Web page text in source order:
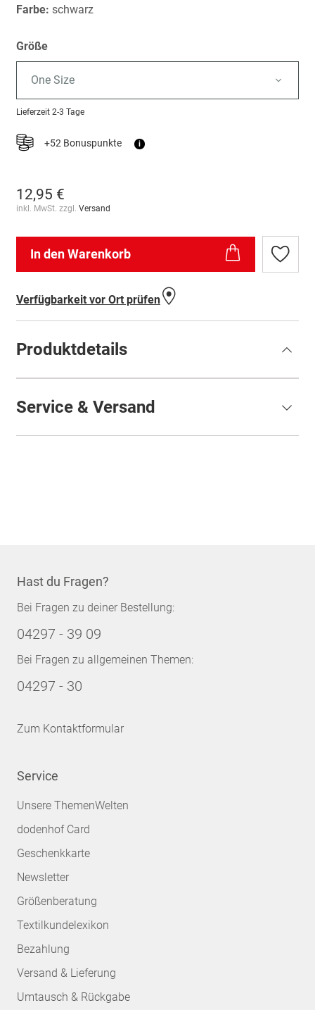
der
Farbe: schwarz
Größe
One Size
Lieferzeit 2-3 Tage
+52 Bonuspunkte i
12,95 €
inkl. MwSt. zzgl. Versand
In den Warenkorb
Zur
Verfügbarkeit vor Ort prüfen
Produktdetails
Service & Versand
Hast du Fragen?
Bei Fragen zu deiner Bestellung:
04297 - 39 09
Bei Fragen zu allgemeinen Themen:
04297 - 30
Zum Kontaktformular
Service
Unsere ThemenWelten
dodenhof Card
Geschenkkarte
Newsletter
Größenberatung
Textilkundelexikon
Bezahlung
Versand & Lieferung
Umtausch & Rückgabe